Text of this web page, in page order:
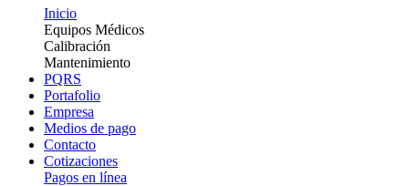
Inicio
Equipos Médicos
Calibración
Mantenimiento
PQRS
Portafolio
Empresa
Medios de pago
Contacto
Cotizaciones
Pagos en línea